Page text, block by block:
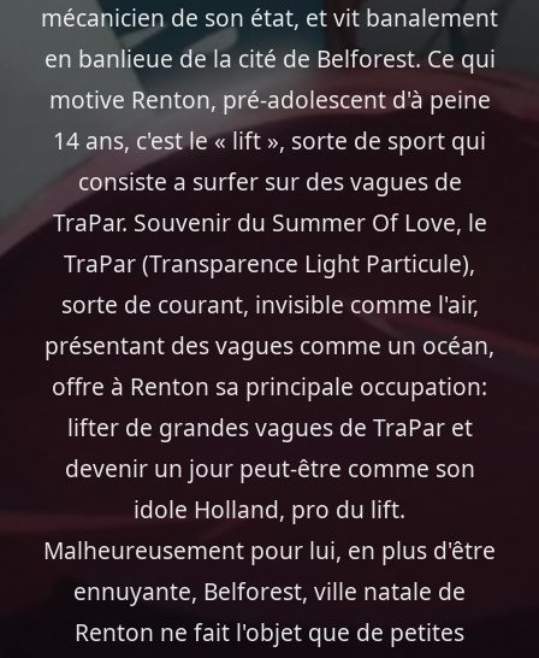
mécanicien de son état, et vit banalement
en banlieue de la cité de Belforest. Ce qui
motive Renton, pré-adolescent d'à peine
14 ans, c'est le « lift », sorte de sport qui
consiste a surfer sur des vagues de
TraPar. Souvenir du Summer Of Love, le
TraPar (Transparence Light Particule),
sorte de courant, invisible comme l'air,
présentant des vagues comme un océan,
offre à Renton sa principale occupation:
lifter de grandes vagues de TraPar et
devenir un jour peut-être comme son
idole Holland, pro du lift.
Malheureusement pour lui, en plus d'être
ennuyante, Belforest, ville natale de
Renton ne fait l'objet que de petites